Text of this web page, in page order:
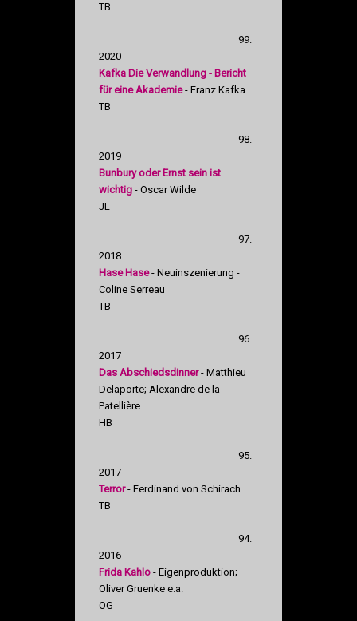
TB
99.
2020
Kafka Die Verwandlung - Bericht
für eine Akademie- Franz Kafka
TB
98.
2019
Bunbury oder Ernst sein ist
wichtig - Oscar Wilde
JL
97.
2018
Hase Hase- Neuinszenierung -
Coline Serreau
TB
96.
2017
Das Abschiedsdinner- Matthieu
Delaporte; Alexandre de la
Patellière
HB
95.
2017
Terror- Ferdinand von Schirach
TB
94.
2016
Frida Kahlo - Eigenproduktion;
Oliver Gruenke e.a.
OG